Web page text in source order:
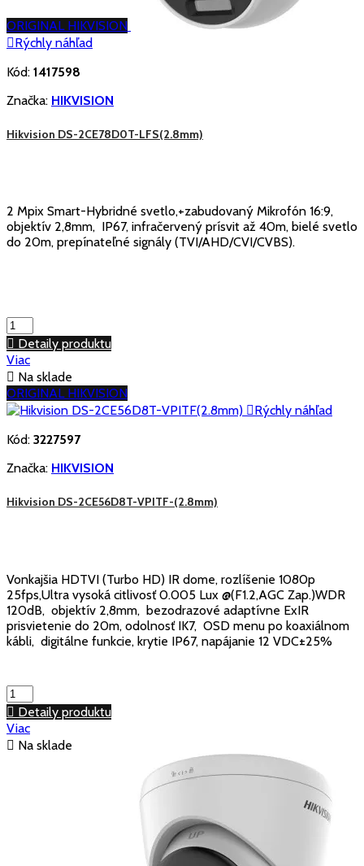
ORIGINAL HIKVISION
Rýchly náhľad
Kód: 1417598
Značka: HIKVISION
Hikvision DS-2CE78D0T-LFS(2.8mm)
2 Mpix Smart-Hybridné svetlo,+zabudovaný Mikrofón 16:9,
objektív 2,8mm, IP67, infračervený prísvit až 40m, bielé svetlo
do 20m, prepínateľné signály (TVI/AHD/CVI/CVBS).
 Detaily produktu
Viac
 Na sklade
ORIGINAL HIKVISION
Rýchly náhľad
Kód: 3227597
Značka: HIKVISION
Hikvision DS-2CE56D8T-VPITF-(2.8mm)
Vonkajšia HDTVI (Turbo HD) IR dome, rozlíšenie 1080p
25fps,Ultra vysoká citlivosť 0.005 Lux @(F1.2,AGC Zap.)WDR
120dB, objektív 2,8mm, bezodrazové adaptívne ExIR
prisvietenie do 20m, odolnosť IK7, OSD menu po koaxiálnom
kábli, digitálne funkcie, krytie IP67, napájanie 12 VDC±25%
 Detaily produktu
Viac
 Na sklade